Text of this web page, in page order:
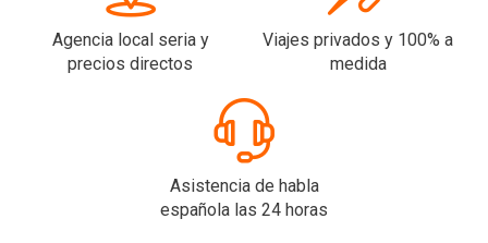
Agencia local seria y
precios directos
Viajes privados y 100% a
medida
Asistencia de habla
española las 24 horas